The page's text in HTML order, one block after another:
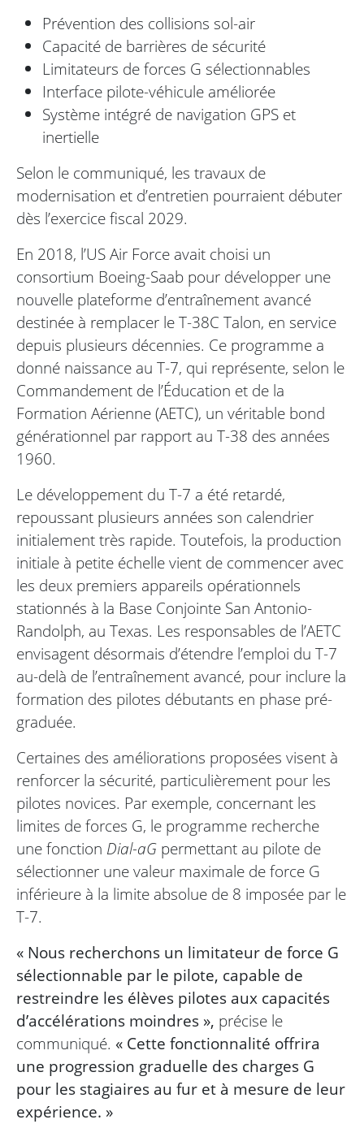
Prévention des collisions sol-air
Capacité de barrières de sécurité
Limitateurs de forces G sélectionnables
Interface pilote-véhicule améliorée
Système intégré de navigation GPS et
inertielle
Selon le communiqué, les travaux de
modernisation et d’entretien pourraient débuter
dès l’exercice fiscal 2029.
En 2018, l’US Air Force avait choisi un
consortium Boeing-Saab pour développer une
nouvelle plateforme d’entraînement avancé
destinée à remplacer le T-38C Talon, en service
depuis plusieurs décennies. Ce programme a
donné naissance au T-7, qui représente, selon le
Commandement de l’Éducation et de la
Formation Aérienne (AETC), un véritable bond
générationnel par rapport au T-38 des années
1960.
Le développement du T-7 a été retardé,
repoussant plusieurs années son calendrier
initialement très rapide. Toutefois, la production
initiale à petite échelle vient de commencer avec
les deux premiers appareils opérationnels
stationnés à la Base Conjointe San Antonio-
Randolph, au Texas. Les responsables de l’AETC
envisagent désormais d’étendre l’emploi du T-7
au-delà de l’entraînement avancé, pour inclure la
formation des pilotes débutants en phase pré-
graduée.
Certaines des améliorations proposées visent à
renforcer la sécurité, particulièrement pour les
pilotes novices. Par exemple, concernant les
limites de forces G, le programme recherche
une fonction Dial-aG permettant au pilote de
sélectionner une valeur maximale de force G
inférieure à la limite absolue de 8 imposée par le
T-7.
« Nous recherchons un limitateur de force G
sélectionnable par le pilote, capable de
restreindre les élèves pilotes aux capacités
d’accélérations moindres », précise le
communiqué. « Cette fonctionnalité offrira
une progression graduelle des charges G
pour les stagiaires au fur et à mesure de leur
expérience. »